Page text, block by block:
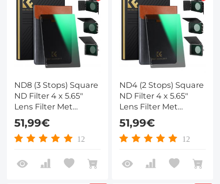
ND8 (3 Stops) Square
ND Filter 4 x 5.65"
Lens Filter Met
Neutrale Dichtheid
Compatibel met Tilta
Compatibel en
51,99€
12
ND4 (2 Stops) Square
ND Filter 4 x 5.65"
Lens Filter Met
Neutrale Dichtheid
Compatibel met Tilta
Compatibel en
51,99€
12